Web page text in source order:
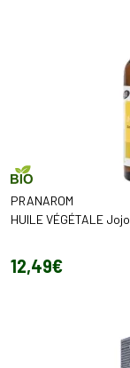
PRANAROM
HUILE VÉGÉTALE
12,49€